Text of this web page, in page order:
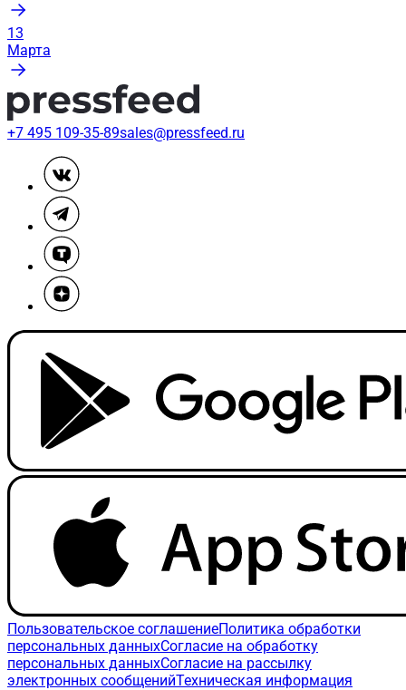
13
Марта
+7 495 109-35-89sales@pressfeed.ru
Пользовательское соглашениеПолитика обработки
персональных данныхСогласие на обработку
персональных данныхСогласие на рассылку
электронных сообщенийТехническая информация